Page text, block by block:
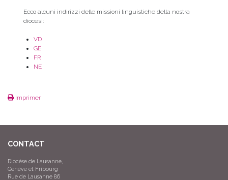
Ecco alcuni indirizzi delle missioni linguistiche della nostra
diocesi:
VD
GE
FR
NE
Imprimer
CONTACT
Diocèse de Lausanne,
Genève et Fribourg
Rue de Lausanne 86